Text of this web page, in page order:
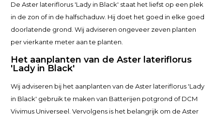
De Aster lateriflorus 'Lady in Black' staat het liefst op een plek
in de zon of in de halfschaduw. Hij doet het goed in elke goed
doorlatende grond. Wij adviseren ongeveer zeven planten
per vierkante meter aan te planten.
Het aanplanten van de Aster lateriflorus
'Lady in Black'
Wij adviseren bij het aanplanten van de Aster lateriflorus 'Lady
in Black' gebruik te maken van Batterijen potgrond of DCM
Vivimus Universeel. Vervolgens is het belangrijk om de Aster